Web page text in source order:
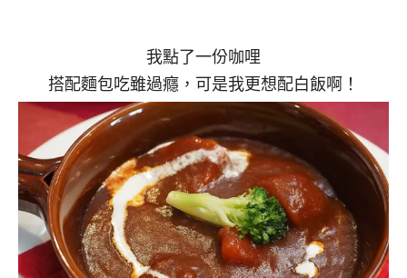
我點了一份咖哩
搭配麵包吃雖過癮，可是我更想配白飯啊！